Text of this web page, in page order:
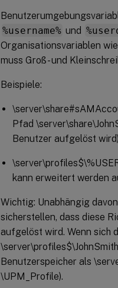
%username% und
Organisationsvariablen
muss Groß- und
Beispiele:
Pfad
Benutzer aufgelöst
kann erweitert werden
Wichtig: Unabhängig
sicherstellen, dass diese
aufgelöst wird. Wenn sich
Benutzerspeicher als
\UPM_Profile).